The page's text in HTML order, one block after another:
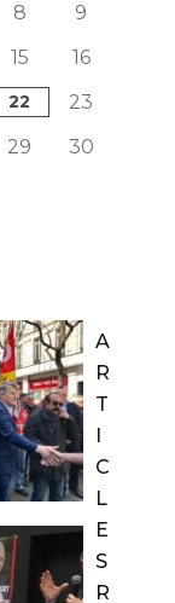
8
9
15
16
22
23
29 30
A
R
T
I
C
L
E
S
R